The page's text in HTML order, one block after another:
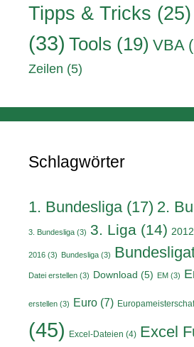
Tipps & Tricks (25)
(33) Tools (19) VBA
Zeilen (5)
Schlagwörter
1. Bundesliga (17) 2.
3. Bundesliga (3) 3. Liga (14) 2012
2016 (3) Bundesliga (3)
Datei erstellen (3) Download (5) EM (3)
erstellen (3) Euro (7)
(45) Excel-Dateien (4) Excel